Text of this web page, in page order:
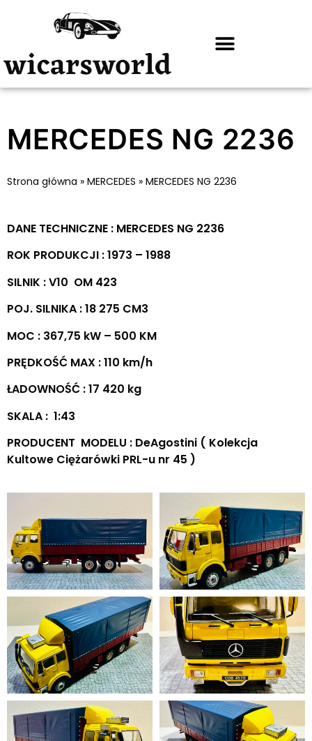
MERCEDES NG 2236
Strona główna » MERCEDES » MERCEDES NG 2236
DANE TECHNICZNE : MERCEDES NG 2236
ROK PRODUKCJI : 1973 – 1988
SILNIK : V10 OM 423
POJ. SILNIKA : 18 275 CM3
MOC : 367,75 kW – 500 KM
PRĘDKOŚĆ MAX : 110 km/h
ŁADOWNOŚĆ : 17 420 kg
SKALA : 1:43
PRODUCENT MODELU : DeAgostini ( Kolekcja
Kultowe Ciężarówki PRL-u nr 45 )